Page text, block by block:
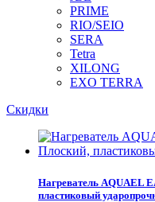
PRIME
RIO/SEIO
SERA
Tetra
XILONG
EXO TERRA
Скидки
Нагреватель AQUAEL
пластиковый